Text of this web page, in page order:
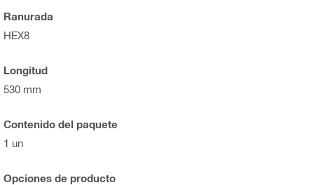
Ranurada
HEX8
Longitud
530 mm
Contenido del paquete
1 un
Opciones de producto